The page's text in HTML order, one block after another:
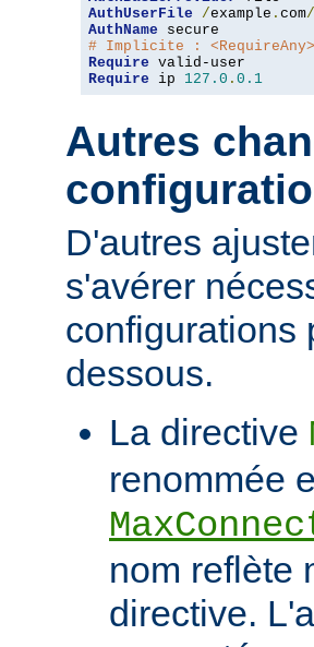
AuthUserFile
/example . com/
AuthName
# Implicite : <RequireAny>
Require
Require ip 127.0 . 0.1
Autres
D'autres
s'avérer
configurations
dessous.
La directive
renommée
nom reflète
directive.